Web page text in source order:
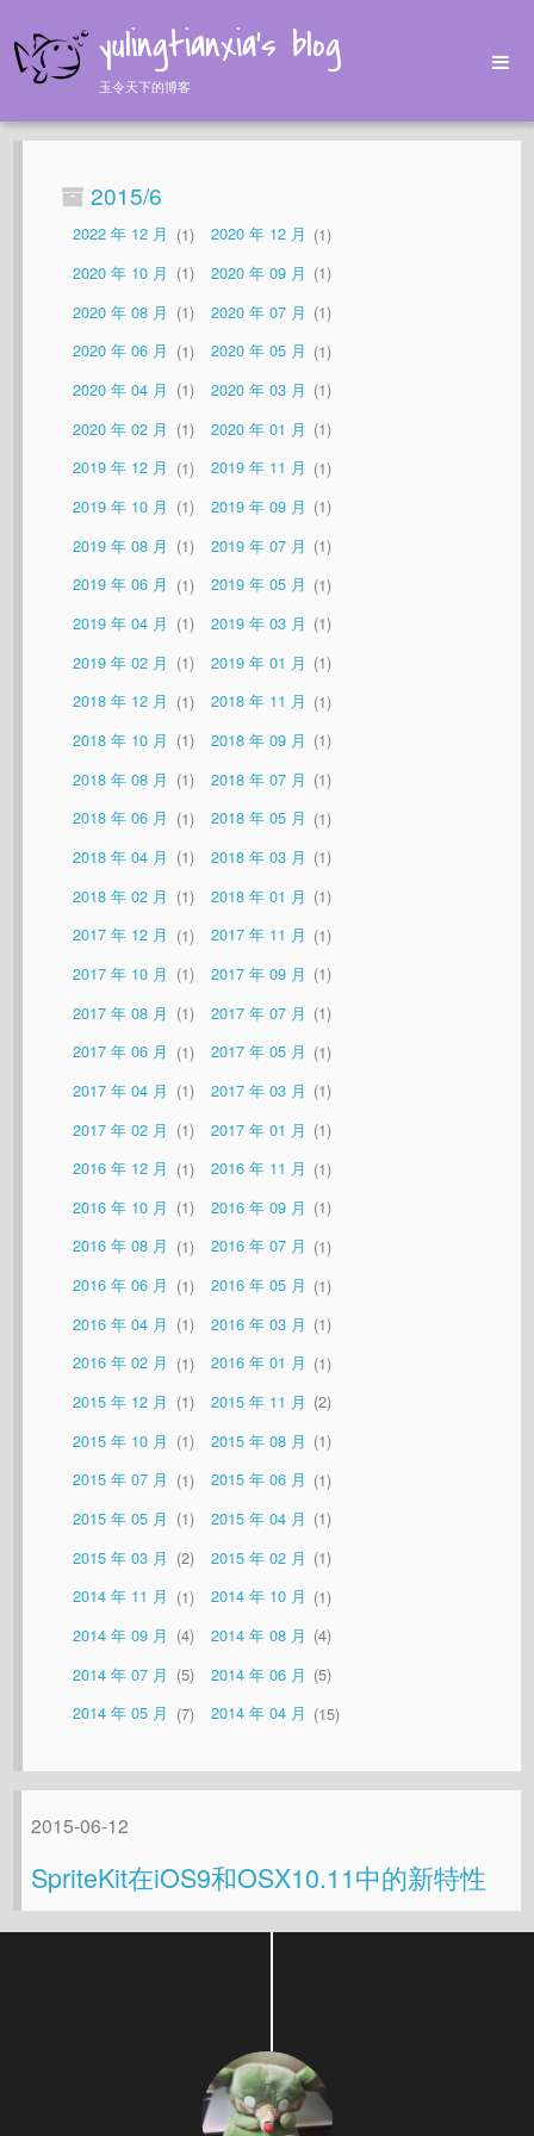
yulingtianxia's blog
玉令天下的博客
Home
Tags
About
2015/6
2022 年 12 月 1 2020 年 12 月
1
2020 年 10 月
1 2020 年 09 月
1
2020 年 08 月
1 2020 年 07 月
1
2020 年 06 月
1 2020 年 05 月
1
2020 年 04 月
1 2020 年 03 月
1
2020 年 02 月
1 2020 年 01 月
1
2019 年 12 月
1 2019 年 11 月
1
2019 年 10 月
1 2019 年 09 月
1
2019 年 08 月
1 2019 年 07 月
1
2019 年 06 月
1 2019 年 05 月
1
2019 年 04 月
1 2019 年 03 月
1
2019 年 02 月
1 2019 年 01 月
1
2018 年 12 月
1 2018 年 11 月
1
2018 年 10 月
1 2018 年 09 月
1
2018 年 08 月
1 2018 年 07 月
1
2018 年 06 月
1 2018 年 05 月
1
2018 年 04 月
1 2018 年 03 月
1
2018 年 02 月
1 2018 年 01 月
1
2017 年 12 月
1 2017 年 11 月
1
2017 年 10 月
1 2017 年 09 月
1
2017 年 08 月
1 2017 年 07 月
1
2017 年 06 月
1 2017 年 05 月
1
2017 年 04 月
1 2017 年 03 月
1
2017 年 02 月
1 2017 年 01 月
1
2016 年 12 月
1 2016 年 11 月
1
2016 年 10 月
1 2016 年 09 月
1
2016 年 08 月
1 2016 年 07 月
1
2016 年 06 月
1 2016 年 05 月
1
2016 年 04 月
1 2016 年 03 月
1
2016 年 02 月
1 2016 年 01 月
1
2015 年 12 月
1 2015 年 11 月
2
2015 年 10 月
1 2015 年 08 月
1
2015 年 07 月
1 2015 年 06 月
1
2015 年 05 月
1 2015 年 04 月
1
2015 年 03 月
2 2015 年 02 月
1
2014 年 11 月
1 2014 年 10 月
1
2014 年 09 月
4 2014 年 08 月
4
2014 年 07 月
5 2014 年 06 月
5
2014 年 05 月
7 2014 年 04 月 15
2015-06-12
SpriteKit在iOS9和OSX10.11中的新特性